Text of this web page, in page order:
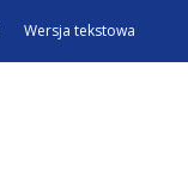
Wersja tekstowa